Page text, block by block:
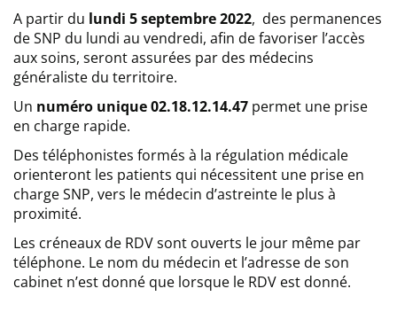
A partir du lundi 5 septembre 2022, des permanences
de SNP du lundi au vendredi, afin de favoriser l’accès
aux soins, seront assurées par des médecins
généraliste du territoire.
Un numéro unique 02.18.12.14.47 permet une prise
en charge rapide.
Des téléphonistes formés à la régulation médicale
orienteront les patients qui nécessitent une prise en
charge SNP, vers le médecin d’astreinte le plus à
proximité.
Les créneaux de RDV sont ouverts le jour même par
téléphone. Le nom du médecin et l’adresse de son
cabinet n’est donné que lorsque le RDV est donné.